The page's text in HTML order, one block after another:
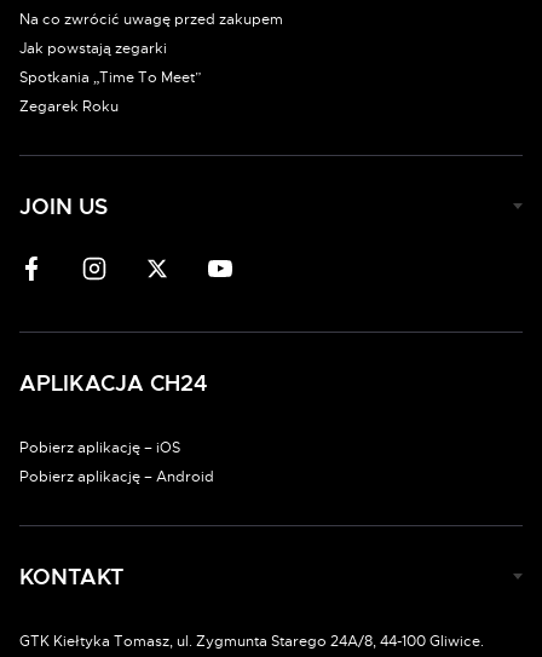
Na co zwrócić uwagę przed zakupem
Jak powstają zegarki
Spotkania „Time To Meet”
Zegarek Roku
JOIN US
APLIKACJA CH24
Pobierz aplikację – iOS
Pobierz aplikację – Android
KONTAKT
GTK Kiełtyka Tomasz, ul. Zygmunta Starego 24A/8, 44-100 Gliwice.